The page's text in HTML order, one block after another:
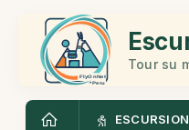
Tour su